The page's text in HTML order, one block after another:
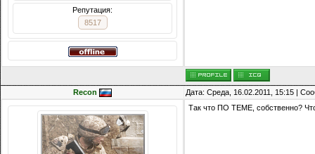
Репутация:
8517
Recon Дата: Среда, 16.02.2011, 15:15 |
Так что ПО ТЕМЕ, собственно?